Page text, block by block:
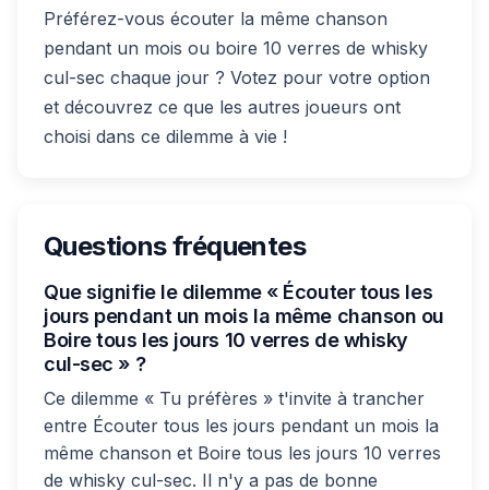
Préférez-vous écouter la même chanson
pendant un mois ou boire 10 verres de whisky
cul-sec chaque jour ? Votez pour votre option
et découvrez ce que les autres joueurs ont
choisi dans ce dilemme à vie !
Questions fréquentes
Que signifie le dilemme « Écouter tous les
jours pendant un mois la même chanson ou
Boire tous les jours 10 verres de whisky
cul-sec » ?
Ce dilemme « Tu préfères » t'invite à trancher
entre Écouter tous les jours pendant un mois la
même chanson et Boire tous les jours 10 verres
de whisky cul-sec. Il n'y a pas de bonne